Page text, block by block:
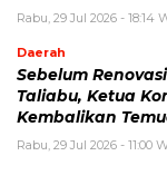
Rabu, 29 Jul 2026 - 18:14
Daerah
Sebelum
Taliabu, Ketua
Kembalikan
Rabu, 29 Jul 2026 - 11:00